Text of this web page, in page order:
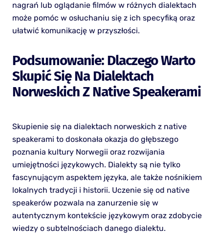
nagrań lub oglądanie filmów w różnych dialektach
może pomóc w osłuchaniu się z ich specyfiką oraz
ułatwić komunikację w przyszłości.
Podsumowanie: Dlaczego Warto
Skupić Się Na Dialektach
Norweskich Z Native Speakerami
Skupienie się na dialektach norweskich z native
speakerami to doskonała okazja do głębszego
poznania kultury Norwegii oraz rozwijania
umiejętności językowych. Dialekty są nie tylko
fascynującym aspektem języka, ale także nośnikiem
lokalnych tradycji i historii. Uczenie się od native
speakerów pozwala na zanurzenie się w
autentycznym kontekście językowym oraz zdobycie
wiedzy o subtelnościach danego dialektu.